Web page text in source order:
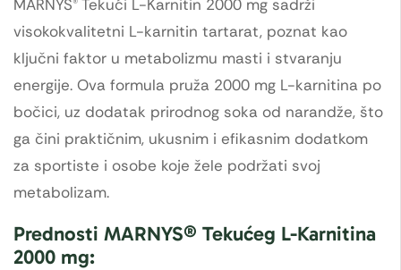
MARNYS® Tekući L-Karnitin 2000 mg sadrži
visokokvalitetni L-karnitin tartarat, poznat kao
ključni faktor u metabolizmu masti i stvaranju
energije. Ova formula pruža 2000 mg L-karnitina po
bočici, uz dodatak prirodnog soka od narandže, što
ga čini praktičnim, ukusnim i efikasnim dodatkom
za sportiste i osobe koje žele podržati svoj
metabolizam.
Prednosti MARNYS® Tekućeg L-Karnitina
2000 mg: